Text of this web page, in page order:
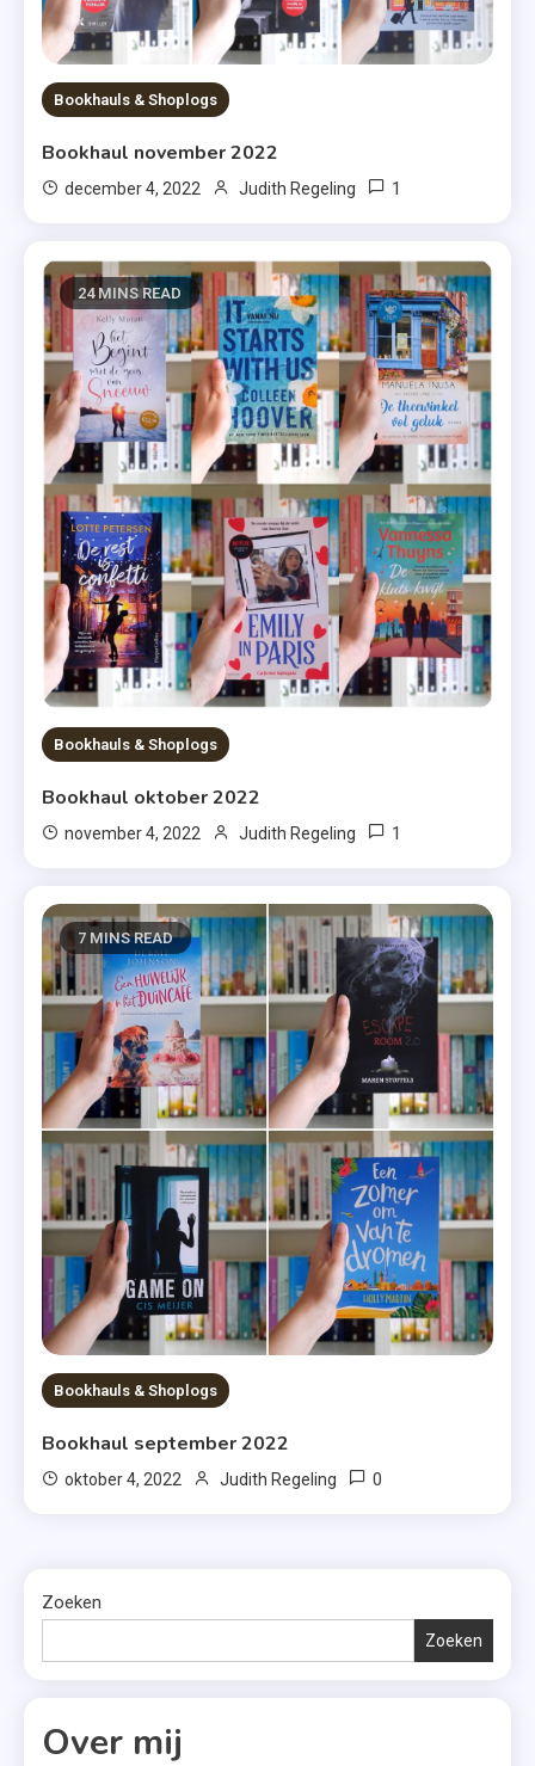
Bookhauls & Shoplogs
Bookhaul november 2022
december 4, 2022 Judith Regeling 1
24 MINS READ
Bookhauls & Shoplogs
Bookhaul oktober 2022
november 4, 2022 Judith Regeling 1
7 MINS READ
Bookhauls & Shoplogs
Bookhaul september 2022
oktober 4, 2022 Judith Regeling 0
Zoeken
Zoeken
Over mij